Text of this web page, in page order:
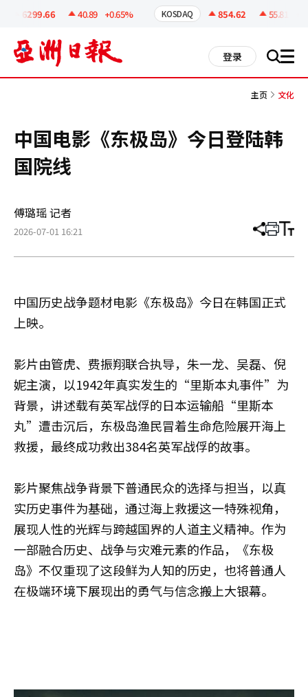
6299.66 40.89 +0.65% KOSDAQ 854.62 55.81
登录 搜 all
主页 文化
中国电影《东极岛》今日登陆韩
国院线
傅璐瑶 记者
2026-07-01 16:21 分
章
打 调
小
中国历史战争题材电影《东极岛》今日在韩国正式
上映。
影片由管虎、费振翔联合执导，朱一龙、吴磊、倪
妮主演，以1942年真实发生的“里斯本丸事件”为
背景，讲述载有英军战俘的日本运输船“里斯本
丸”遭击沉后，东极岛渔民冒着生命危险展开海上
救援，最终成功救出384名英军战俘的故事。
影片聚焦战争背景下普通民众的选择与担当，以真
实历史事件为基础，通过海上救援这一特殊视角，
展现人性的光辉与跨越国界的人道主义精神。作为
一部融合历史、战争与灾难元素的作品，《东极
岛》不仅重现了这段鲜为人知的历史，也将普通人
在极端环境下展现出的勇气与信念搬上大银幕。